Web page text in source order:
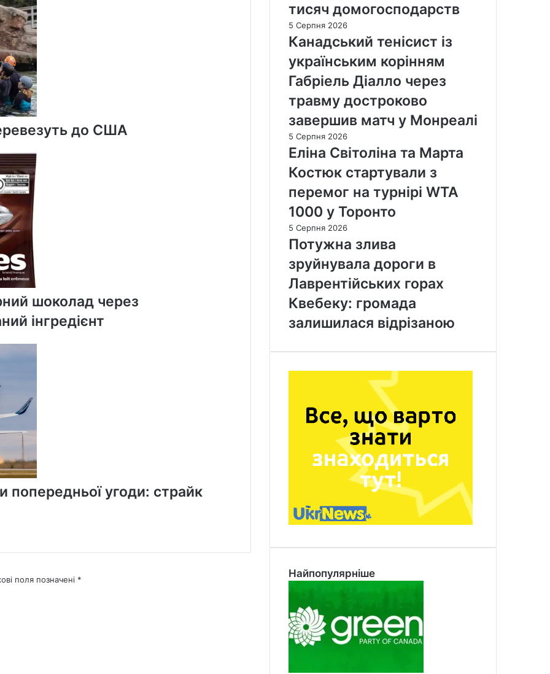
до США
шоколад через
інгредієнт
попередньої угоди: страйк
поля позначені *
тисяч домогосподарств
5 Серпня 2026
Канадський тенісист із
українським корінням
Габріель Діалло через
травму достроково
завершив матч у Монреалі
5 Серпня 2026
Еліна Світоліна та Марта
Костюк стартували з
перемог на турнірі WTA
1000 у Торонто
5 Серпня 2026
Потужна злива
зруйнувала дороги в
Лаврентійських горах
Квебеку: громада
залишилася відрізаною
Найпопулярніше